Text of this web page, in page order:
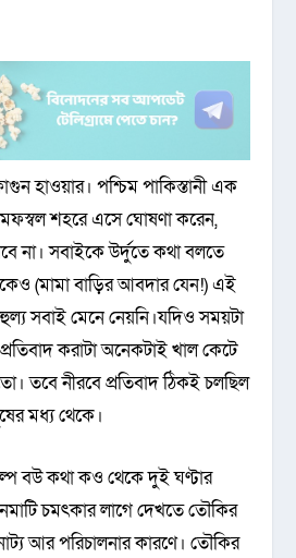
হাওয়ার। পশ্চিম পাকিস্তানী এক
শহরে এসে ঘোষণা করেন,
না। সবাইকে উর্দুতে কথা বলতে
(মামা বাড়ির আবদার যেন!) এই
সবাই মেনে নেয়নি।যদিও সময়টা
করাটা অনেকটাই খাল কেটে
তবে নীরবে প্রতিবাদ ঠিকই চলছিল
মধ্য থেকে।
বউ কথা কও থেকে দুই ঘণ্টার
চমৎকার লাগে দেখতে তৌকির
আর পরিচালনার কারণে। তৌকির